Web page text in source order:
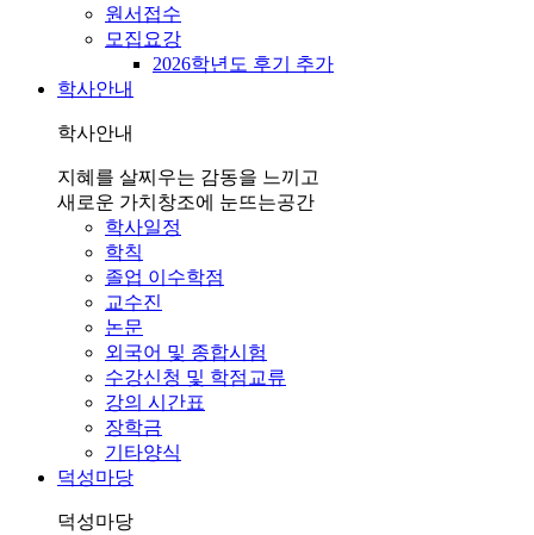
원서접수
모집요강
2026학년도 후기 추가
학사안내
학사안내
지혜를 살찌우는 감동을 느끼고
새로운 가치창조에 눈뜨는공간
학사일정
학칙
졸업 이수학점
교수진
논문
외국어 및 종합시험
수강신청 및 학점교류
강의 시간표
장학금
기타양식
덕성마당
덕성마당